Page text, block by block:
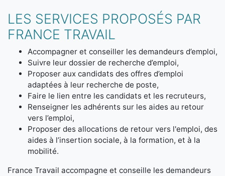
LES SERVICES PROPOSÉS PAR
FRANCE TRAVAIL
Accompagner et conseiller les demandeurs d’emploi,
Suivre leur dossier de recherche d’emploi,
Proposer aux candidats des offres d’emploi
adaptées à leur recherche de poste,
Faire le lien entre les candidats et les recruteurs,
Renseigner les adhérents sur les aides au retour
vers l’emploi,
Proposer des allocations de retour vers l'emploi, des
aides à l’insertion sociale, à la formation, et à la
mobilité.
France Travail accompagne et conseille les demandeurs